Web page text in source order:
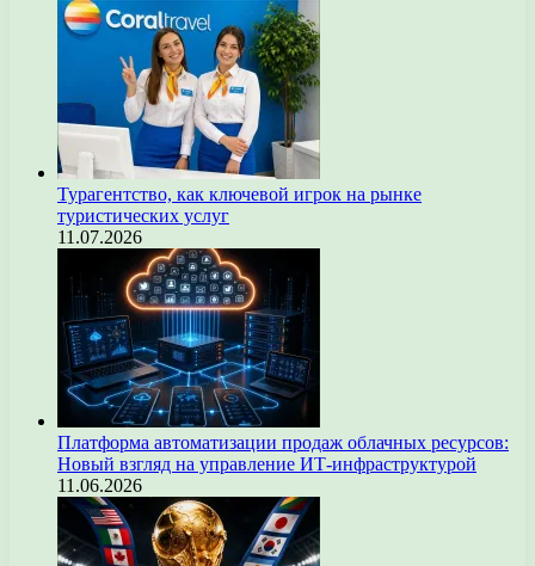
Турагентство, как ключевой игрок на рынке
туристических услуг
11.07.2026
Платформа автоматизации продаж облачных ресурсов:
Новый взгляд на управление ИТ-инфраструктурой
11.06.2026